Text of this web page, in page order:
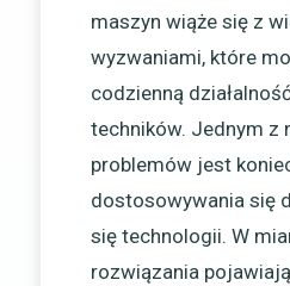
maszyn wiąże się z
wyzwaniami, które
codzienną
techników. Jednym z
problemów jest
dostosowywania się
się technologii. W
rozwiązania